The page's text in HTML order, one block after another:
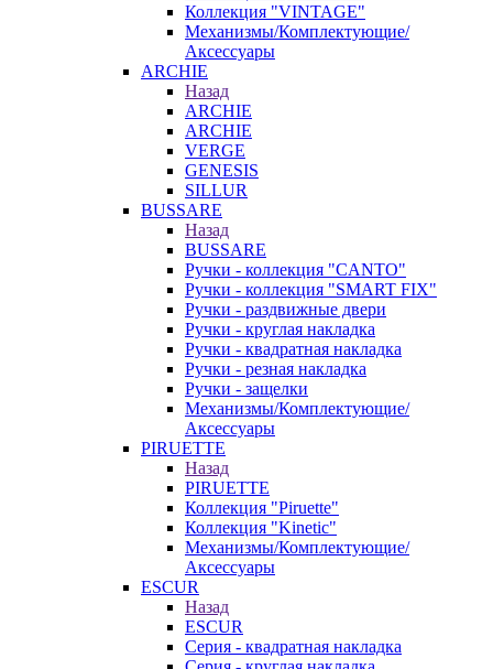
Коллекция "VINTAGE"
Механизмы/Комплектующие/
Аксессуары
ARCHIE
Назад
ARCHIE
ARCHIE
VERGE
GENESIS
SILLUR
BUSSARE
Назад
BUSSARE
Ручки - коллекция "CANTO"
Ручки - коллекция "SMART FIX"
Ручки - раздвижные двери
Ручки - круглая накладка
Ручки - квадратная накладка
Ручки - резная накладка
Ручки - защелки
Механизмы/Комплектующие/
Аксессуары
PIRUETTE
Назад
PIRUETTE
Коллекция "Piruette"
Коллекция "Kinetic"
Механизмы/Комплектующие/
Аксессуары
ESCUR
Назад
ESCUR
Серия - квадратная накладка